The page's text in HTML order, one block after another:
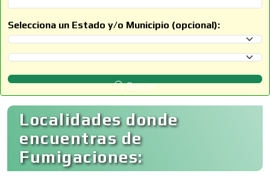
Selecciona un Estado y/o Municipio (opcional):
Selecciona un Estado
Selecciona un Municipio
Buscar
Localidades donde
encuentras de
Fumigaciones: